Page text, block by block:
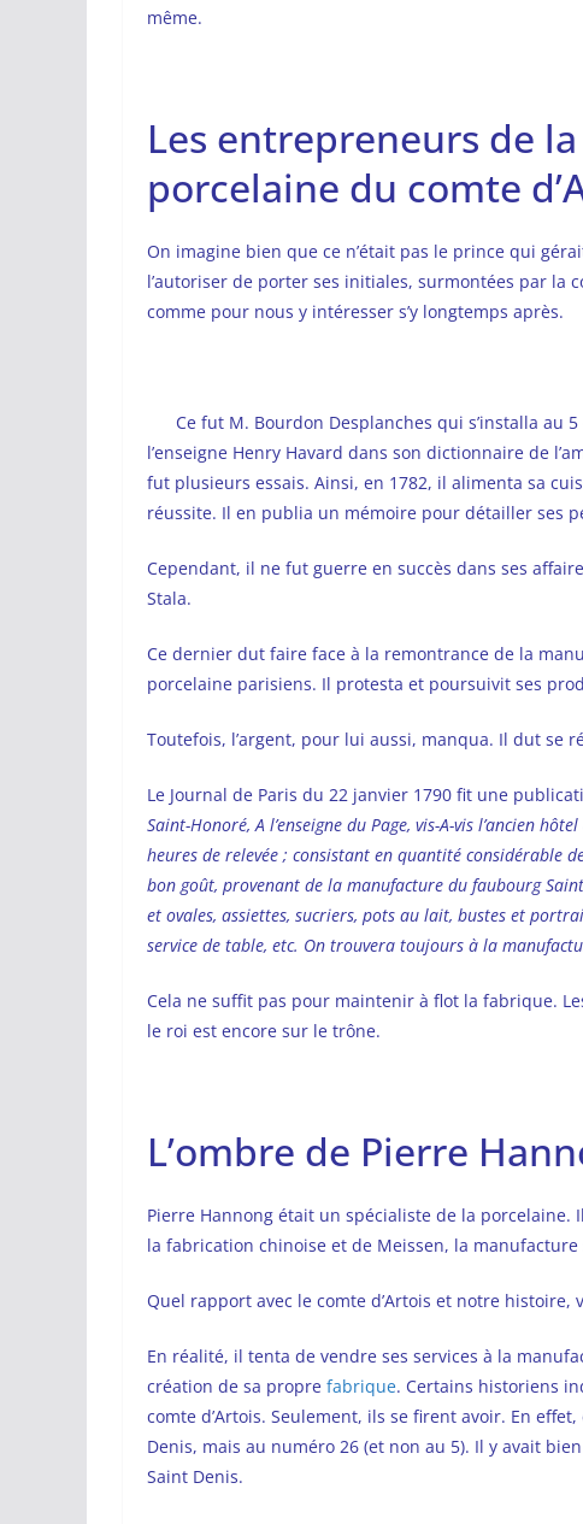
même.
Les entrepreneurs de
porcelaine du comte
On imagine bien que ce n’était pas le prince qui
l’autoriser de porter ses initiales, surmontées par la
comme pour nous y intéresser s’y longtemps après.
Ce fut M. Bourdon Desplanches qui s’installa au
l’enseigne Henry Havard dans son dictionnaire de
fut plusieurs essais. Ainsi, en 1782, il alimenta sa
réussite. Il en publia un mémoire pour détailler ses
Cependant, il ne fut guerre en succès dans ses
Stala.
Ce dernier dut faire face à la remontrance de la
porcelaine parisiens. Il protesta et poursuivit ses
Toutefois, l’argent, pour lui aussi, manqua. Il dut se
Le Journal de Paris du 22 janvier 1790 fit une
Saint-Honoré, A l’enseigne du Page, vis-A-vis l’ancien
heures de relevée ; consistant en quantité considérable
bon goût, provenant de la manufacture du faubourg
et ovales, assiettes, sucriers, pots au lait, bustes et
service de table, etc. On trouvera toujours à la
Cela ne suffit pas pour maintenir à flot la fabrique.
le roi est encore sur le trône.
L’ombre de Pierre
Pierre Hannong était un spécialiste de la
la fabrication chinoise et de Meissen, la
Quel rapport avec le comte d’Artois et notre histoire,
En réalité, il tenta de vendre ses services à la
création de sa propre fabrique. Certains historiens
comte d’Artois. Seulement, ils se firent avoir. En
Denis, mais au numéro 26 (et non au 5). Il y avait
Saint Denis.